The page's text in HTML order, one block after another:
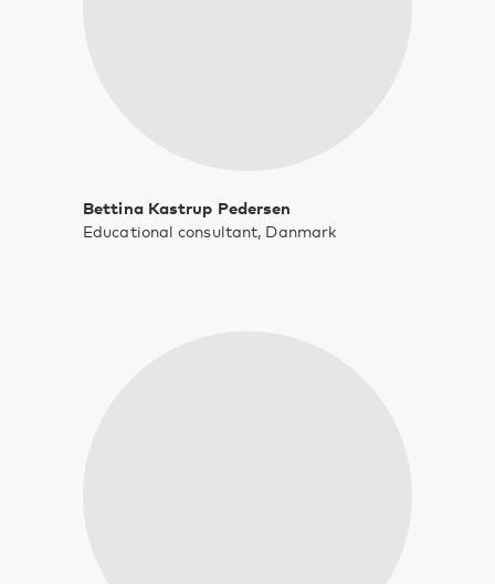
Bettina Kastrup Pedersen
Educational consultant, Danmark